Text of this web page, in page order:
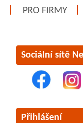
PRO FIRMY
Sociální sítě
Přihlášení